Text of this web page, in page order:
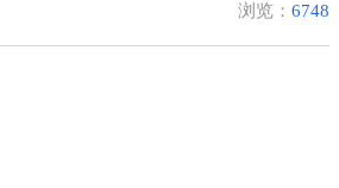
浏览： 6748